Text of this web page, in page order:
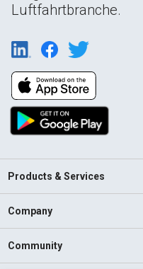
Luftfahrtbranche.
Products & Services
Company
Community